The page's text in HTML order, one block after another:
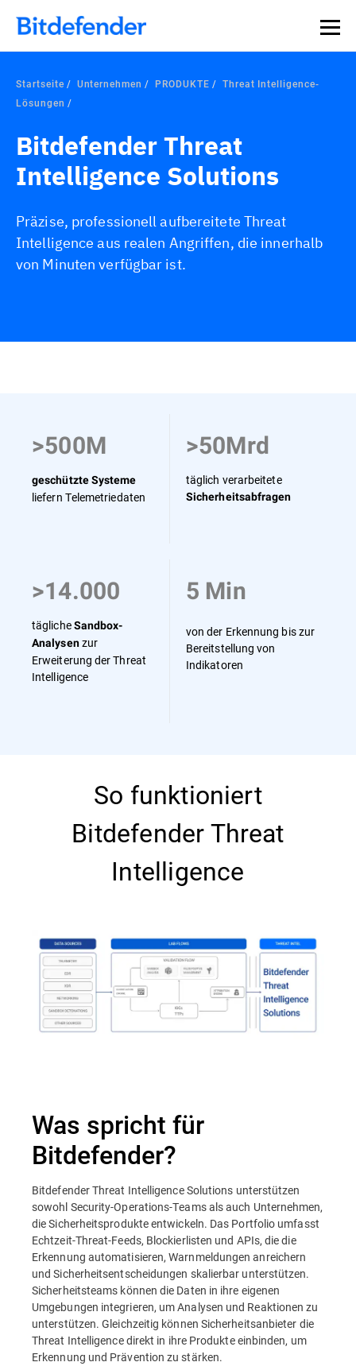
Datensouveränität in der Cybersicherheit: Live-Webinar,
30. Juli. Jetzt registrieren >>
Startseite Unternehmen PRODUKTE
Threat Intelligence-
Lösungen
Bitdefender Threat
Intelligence Solutions
Präzise, professionell aufbereitete Threat
Intelligence aus realen Angriffen, die innerhalb
von Minuten verfügbar ist.
>500M
geschützte Systeme
liefern Telemetriedaten
>50Mrd
täglich verarbeitete
Sicherheitsabfragen
>14.000
täglicheSandbox-
Analysenzur
Erweiterung der Threat
Intelligence
5 Min
von der Erkennung bis zur
Bereitstellung von
Indikatoren
So funktioniert
Bitdefender Threat
Intelligence
Was spricht für
Bitdefender?
Bitdefender Threat Intelligence Solutions unterstützen
sowohl Security-Operations-Teams als auch Unternehmen,
die Sicherheitsprodukte entwickeln. Das Portfolio umfasst
Echtzeit-Threat-Feeds, Blockierlisten und APIs, die die
Erkennung automatisieren, Warnmeldungen anreichern
und Sicherheitsentscheidungen skalierbar unterstützen.
Sicherheitsteams können die Daten in ihre eigenen
Umgebungen integrieren, um Analysen und Reaktionen zu
unterstützen. Gleichzeitig können Sicherheitsanbieter die
Threat Intelligence direkt in ihre Produkte einbinden, um
Erkennung und Prävention zu stärken.